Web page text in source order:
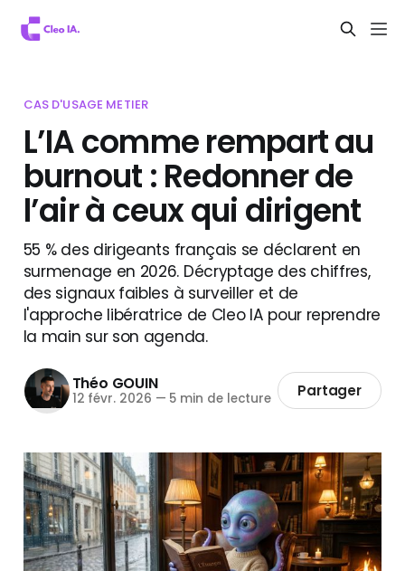
CAS D'USAGE METIER
L’IA comme rempart au
burnout : Redonner de
l’air à ceux qui dirigent
55 % des dirigeants français se déclarent en
surmenage en 2026. Décryptage des chiffres,
des signaux faibles à surveiller et de
l'approche libératrice de Cleo IA pour reprendre
la main sur son agenda.
Théo GOUIN
12 févr. 2026 — 5 min de lecture Partager